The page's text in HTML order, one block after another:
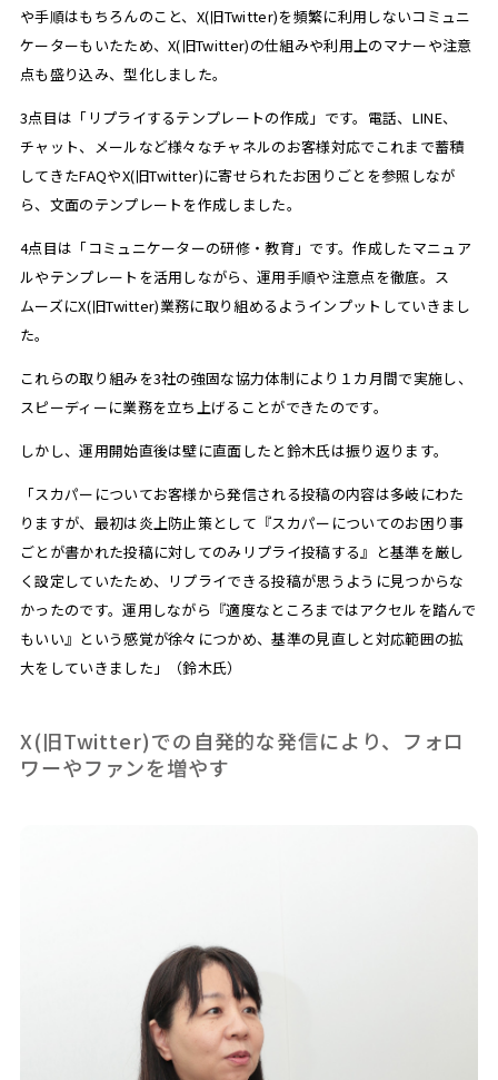
や手順はもちろんのこと、X(旧Twitter)を頻繁に利用しないコミュニ
ケーターもいたため、X(旧Twitter)の仕組みや利用上のマナーや注意
点も盛り込み、型化しました。
3点目は「リプライするテンプレートの作成」です。電話、LINE、
チャット、メールなど様々なチャネルのお客様対応でこれまで蓄積
してきたFAQやX(旧Twitter)に寄せられたお困りごとを参照しなが
ら、文面のテンプレートを作成しました。
4点目は「コミュニケーターの研修・教育」です。作成したマニュア
ルやテンプレートを活用しながら、運用手順や注意点を徹底。ス
ムーズにX(旧Twitter)業務に取り組めるようインプットしていきまし
た。
これらの取り組みを3社の強固な協力体制により１カ月間で実施し、
スピーディーに業務を立ち上げることができたのです。
しかし、運用開始直後は壁に直面したと鈴木氏は振り返ります。
「スカパーについてお客様から発信される投稿の内容は多岐にわた
りますが、最初は炎上防止策として『スカパーについてのお困り事
ごとが書かれた投稿に対してのみリプライ投稿する』と基準を厳し
く設定していたため、リプライできる投稿が思うように見つからな
かったのです。運用しながら『適度なところまではアクセルを踏んで
もいい』という感覚が徐々につかめ、基準の見直しと対応範囲の拡
大をしていきました」（鈴木氏）
X(旧Twitter)での自発的な発信により、フォロ
ワーやファンを増やす